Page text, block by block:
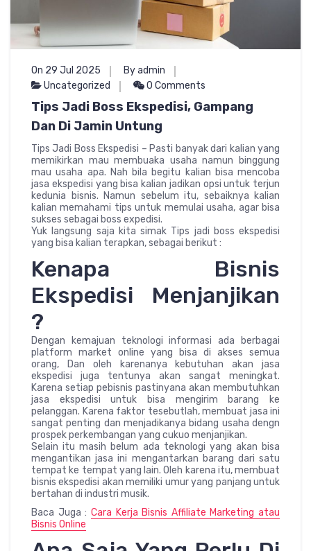
On 29 Jul 2025
By admin
Uncategorized
0 Comments
Tips Jadi Boss Ekspedisi, Gampang
Dan Di Jamin Untung
Tips Jadi Boss Ekspedisi – Pasti banyak dari kalian yang
memikirkan mau membuaka usaha namun binggung
mau usaha apa. Nah bila begitu kalian bisa mencoba
jasa ekspedisi yang bisa kalian jadikan opsi untuk terjun
kedunia bisnis. Namun sebelum itu, sebaiknya kalian
kalian memahami tips untuk memulai usaha, agar bisa
sukses sebagai boss expedisi.
Yuk langsung saja kita simak Tips jadi boss ekspedisi
yang bisa kalian terapkan, sebagai berikut :
Kenapa Bisnis
Ekspedisi Menjanjikan
?
Dengan kemajuan teknologi informasi ada berbagai
platform market online yang bisa di akses semua
orang, Dan oleh karenanya kebutuhan akan jasa
ekspedisi juga tentunya akan sangat meningkat.
Karena setiap pebisnis pastinyana akan membutuhkan
jasa ekspedisi untuk bisa mengirim barang ke
pelanggan. Karena faktor tesebutlah, membuat jasa ini
sangat penting dan menjadikanya bidang usaha dengn
prospek perkembangan yang cukuo menjanjikan.
Selain itu masih belum ada teknologi yang akan bisa
mengantikan jasa ini mengantarkan barang dari satu
tempat ke tempat yang lain. Oleh karena itu, membuat
bisnis ekspedisi akan memiliki umur yang panjang untuk
bertahan di industri musik.
Baca Juga : Cara Kerja Bisnis Affiliate Marketing atau
Bisnis Online